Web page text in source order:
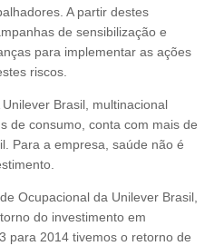
A partir destes
de sensibilização e
para implementar as ações
riscos.
Unilever Brasil, multinacional
de consumo, conta com mais de
Para a empresa, saúde não é
Ocupacional da Unilever Brasil,
do investimento em
para 2014 tivemos o retorno de